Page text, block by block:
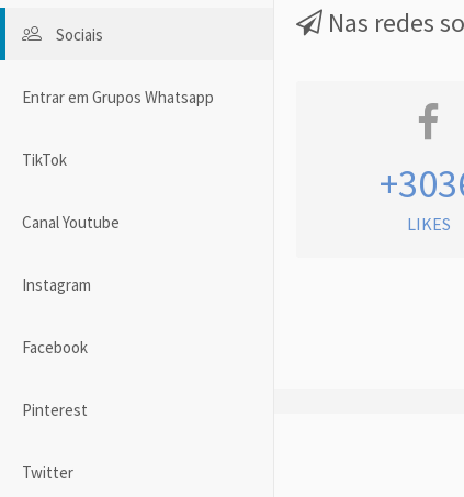
Sociais
Entrar em Grupos Whatsapp
TikTok
Canal Youtube
Instagram
Facebook
Pinterest
Twitter
Nas redes
LIKES